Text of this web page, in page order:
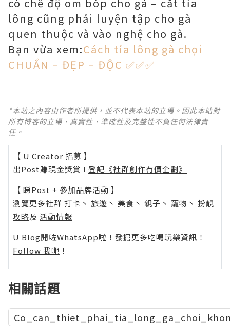
lông cũng phải luyện tập cho gà
quen thuộc và vào nghệ cho gà.
Bạn vừa xem:Cách tỉa lông gà chọi
CHUẨN – ĐẸP – ĐỘC ✅✅✅
*本站之內容由作者所提供，並不代表本站的立場。因此本站對
所有博客的立場、真實性、準確性及完整性不負任何法律責
任。
【 U Creator 招募 】
出Post賺現金獎賞 l 登記《社群創作有價企劃》
【 睇Post + 參加品牌活動 】
瀏覽更多社群 打卡 丶 旅遊 丶 美食 丶 親子 丶 寵物 丶 扮靚
攻略及 活動情報
U Blog開咗WhatsApp啦！發掘更多吃喝玩樂資訊！
Follow 我哋 ！
相關話題